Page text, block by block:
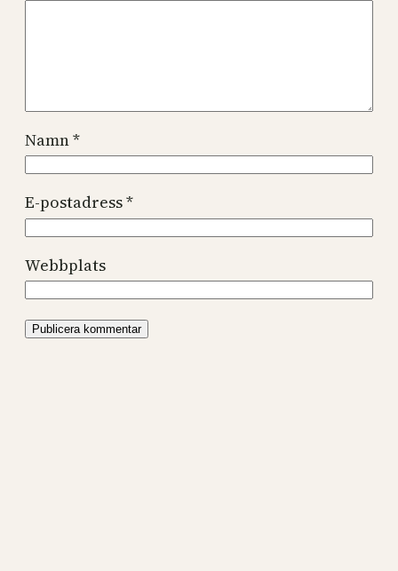
Namn*
E-postadress*
Webbplats